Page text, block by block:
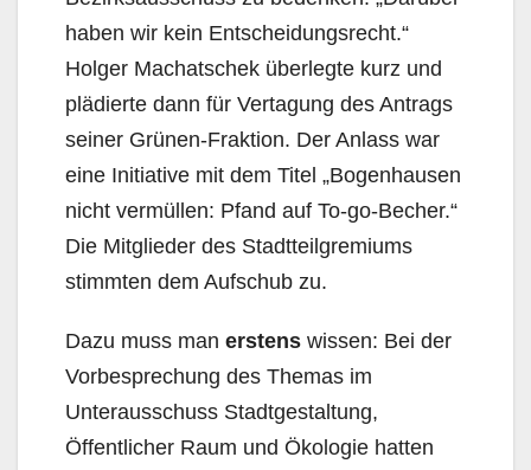
haben wir kein Entscheidungsrecht.“
Holger Machatschek überlegte kurz und
plädier­te dann für Vertagung des Antrags
seiner Grünen-Fraktion. Der Anlass war
eine Initiative mit dem Titel „Bogenhausen
nicht vermüllen: Pfand auf To-go-Becher.“
Die Mitglieder des Stadtteilgremiums
stimmten dem Aufschub zu.
Dazu muss man erstens wissen: Bei der
Vorbesprechung des Themas im
Unterausschuss Stadt­gestaltung,
Öffentlicher Raum und Ökologie hatten